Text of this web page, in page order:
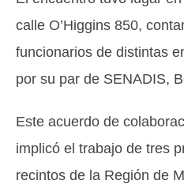
calle O’Higgins 850,
funcionarios de distintas
por su par de SENADIS,
Este acuerdo de
implicó el trabajo de tres
recintos de la Región de